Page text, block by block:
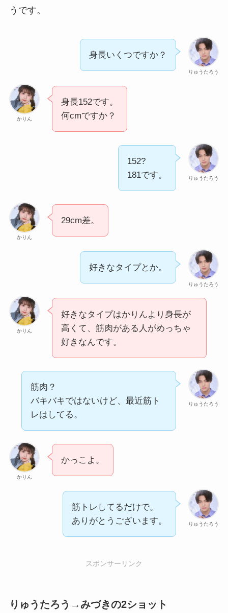
うです。
りゅうたろう
身長いくつですか？
かりん
身長152です。
何cmですか？
りゅうたろう
152?
181です。
かりん
29cm差。
りゅうたろう
好きなタイプとか。
かりん
好きなタイプはかりんより身長が
高くて、筋肉がある人がめっちゃ
好きなんです。
りゅうたろう
筋肉？
バキバキではないけど、最近筋ト
レはしてる。
かりん
かっこよ。
りゅうたろう
筋トレしてるだけで。
ありがとうございます。
スポンサーリンク
りゅうたろう→みづきの2ショット